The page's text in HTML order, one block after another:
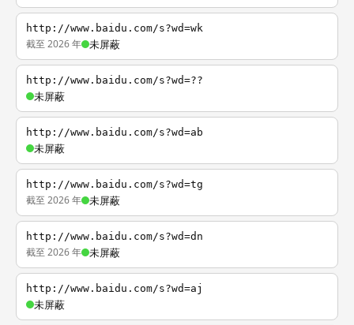
http://www.baidu.com/s?wd=wk
截至 2026 年 未屏蔽
http://www.baidu.com/s?wd=??
未屏蔽
http://www.baidu.com/s?wd=ab
未屏蔽
http://www.baidu.com/s?wd=tg
截至 2026 年 未屏蔽
http://www.baidu.com/s?wd=dn
截至 2026 年 未屏蔽
http://www.baidu.com/s?wd=aj
未屏蔽